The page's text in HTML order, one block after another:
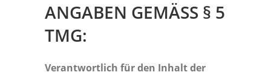
ANGABEN GEMÄSS § 5
TMG:
Verantwortlich für den Inhalt der